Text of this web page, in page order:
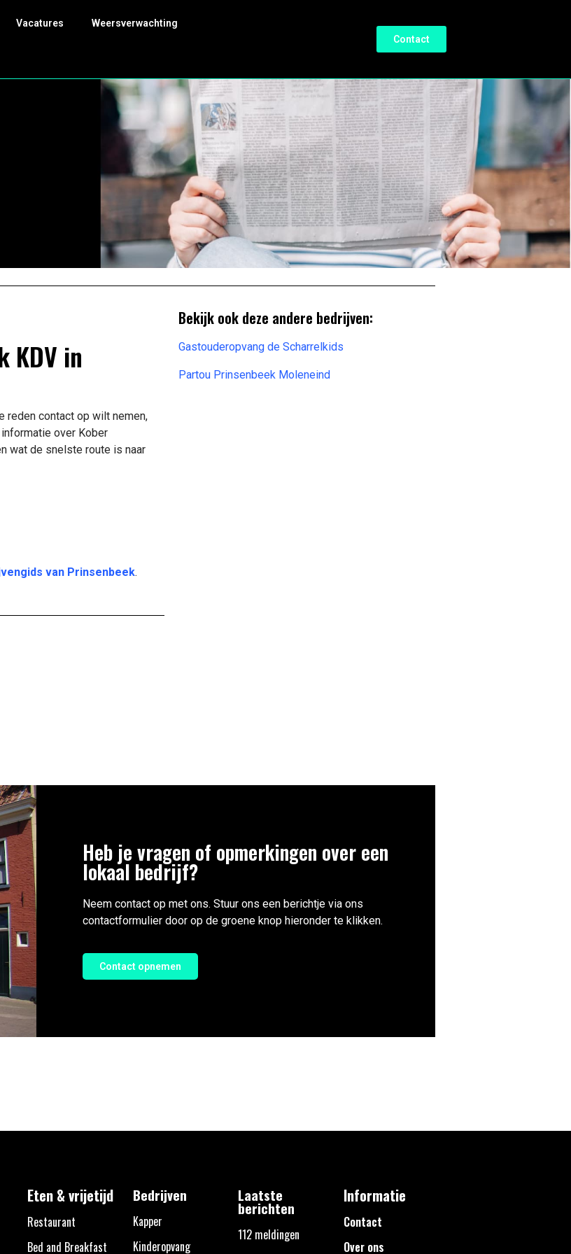
Vacatures Weersverwachting
Contact
KDV in
reden contact op wilt nemen,
over Kober
wat de snelste route is naar
van Prinsenbeek.
Bekijk ook deze andere bedrijven:
Gastouderopvang de Scharrelkids
Partou Prinsenbeek Moleneind
Heb je vragen of opmerkingen over een
lokaal bedrijf?
Neem contact op met ons. Stuur ons een berichtje via ons
contactformulier door op de groene knop hieronder te klikken.
Contact opnemen
Eten & vrijetijd
Restaurant
Bed and Breakfast
Bedrijven
Kapper
Kinderopvang
Laatste
berichten
112 meldingen
Informatie
Contact
Over ons